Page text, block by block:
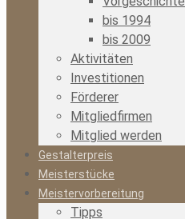
bis 1994
bis 2009
Aktivitäten
Investitionen
Förderer
Mitgliedfirmen
Mitglied werden
Gestalterpreis
Meisterstücke
Meistervorbereitung
Tipps